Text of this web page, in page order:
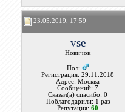
23.05.2019, 17:59
vse
Новичок
Пол:
Регистрация: 29.11.2018
Адрес: Москва
Сообщений: 7
Сказал(а) спасибо: 0
Поблагодарили: 1 раз
Репутация:60